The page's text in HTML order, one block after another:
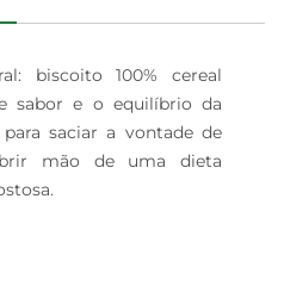
biscoito 100% cereal
sabor e o equilíbrio da
saciar a vontade de
mão de uma dieta